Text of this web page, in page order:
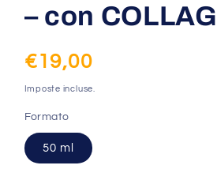
– con
Prezzo
di
listino
€19,00
Imposte incluse.
Formato
50 ml